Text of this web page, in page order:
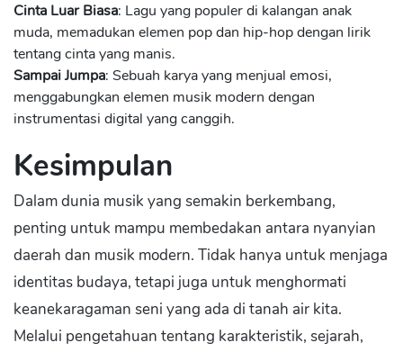
Cinta Luar Biasa: Lagu yang populer di kalangan anak
muda, memadukan elemen pop dan hip-hop dengan lirik
tentang cinta yang manis.
Sampai Jumpa: Sebuah karya yang menjual emosi,
menggabungkan elemen musik modern dengan
instrumentasi digital yang canggih.
Kesimpulan
Dalam dunia musik yang semakin berkembang,
penting untuk mampu membedakan antara nyanyian
daerah dan musik modern. Tidak hanya untuk menjaga
identitas budaya, tetapi juga untuk menghormati
keanekaragaman seni yang ada di tanah air kita.
Melalui pengetahuan tentang karakteristik, sejarah,